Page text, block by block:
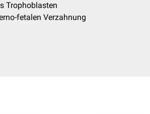
Trophoblasten
fetalen Verzahnung